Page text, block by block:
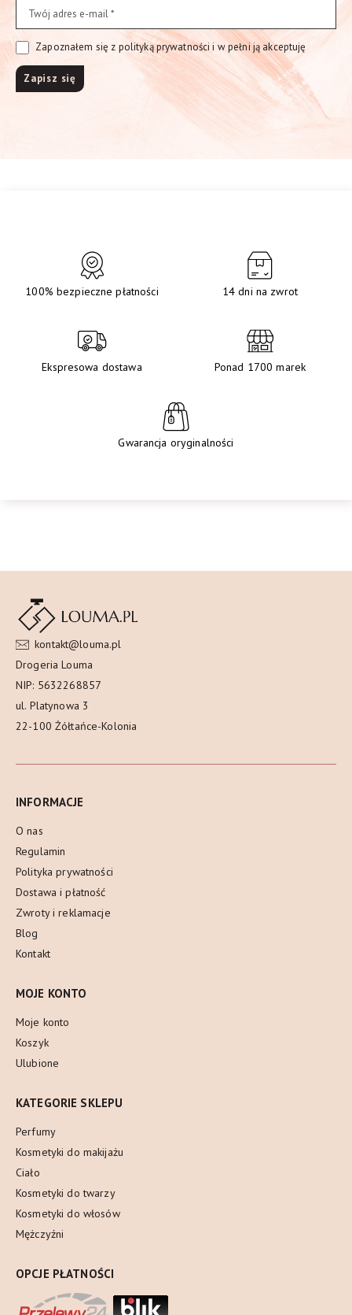
Zapoznałem się z polityką prywatności i w pełni ją akceptuję
100% bezpieczne płatności 14 dni na zwrot
Ekspresowa dostawa Ponad 1700 marek
Gwarancja oryginalności
kontakt@louma.pl
Drogeria Louma
NIP: 5632268857
ul. Platynowa 3
22-100 Żółtańce-Kolonia
INFORMACJE
O nas
Regulamin
Polityka prywatności
Dostawa i płatność
Zwroty i reklamacje
Blog
Kontakt
MOJE KONTO
Moje konto
Koszyk
Ulubione
KATEGORIE SKLEPU
Perfumy
Kosmetyki do makijażu
Ciało
Kosmetyki do twarzy
Kosmetyki do włosów
Mężczyźni
OPCJE PŁATNOŚCI